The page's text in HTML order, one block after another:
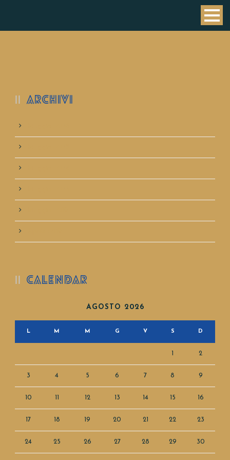
ARCHIVI
CALENDAR
AGOSTO 2026
L M M G V S D
1 2
3 4 5 6 7 8 9
10 11 12 13 14 15 16
17 18 19 20 21 22 23
24 25 26 27 28 29 30